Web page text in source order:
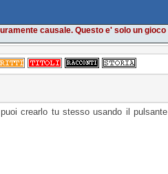
causale. Questo e' solo un gioco
crearlo tu stesso usando il pulsante